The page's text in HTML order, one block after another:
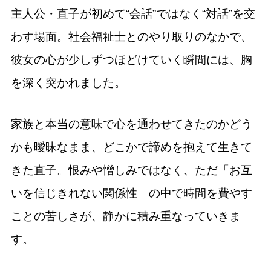
主人公・直子が初めて“会話”ではなく“対話”を交
わす場面。社会福祉士とのやり取りのなかで、
彼女の心が少しずつほどけていく瞬間には、胸
を深く突かれました。
家族と本当の意味で心を通わせてきたのかどう
かも曖昧なまま、どこかで諦めを抱えて生きて
きた直子。恨みや憎しみではなく、ただ「お互
いを信じきれない関係性」の中で時間を費やす
ことの苦しさが、静かに積み重なっていきま
す。